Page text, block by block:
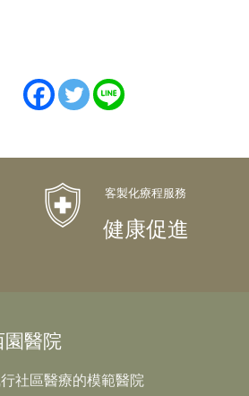
健康促進
園醫院
社區醫療的模範醫院